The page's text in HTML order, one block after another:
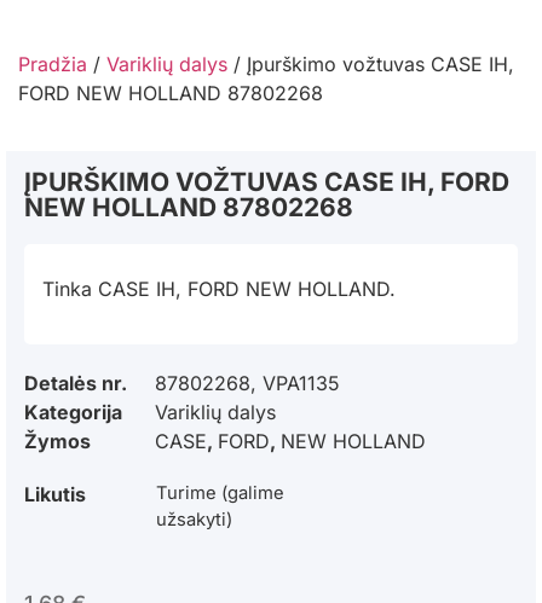
Pradžia / Variklių dalys / Įpurškimo vožtuvas CASE IH,
FORD NEW HOLLAND 87802268
ĮPURŠKIMO VOŽTUVAS CASE IH, FORD
NEW HOLLAND 87802268
Tinka CASE IH, FORD NEW HOLLAND.
Detalės nr.
87802268, VPA1135
Kategorija
Variklių dalys
Žymos
CASE, FORD, NEW HOLLAND
Likutis
Turime (galime
užsakyti)